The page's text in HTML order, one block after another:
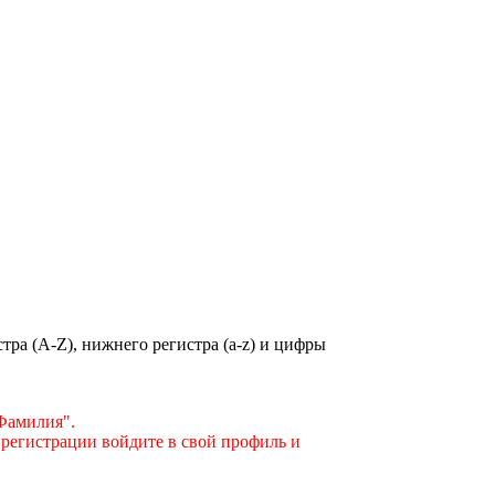
(A-Z), нижнего регистра (a-z) и цифры
войдите в свой профиль и